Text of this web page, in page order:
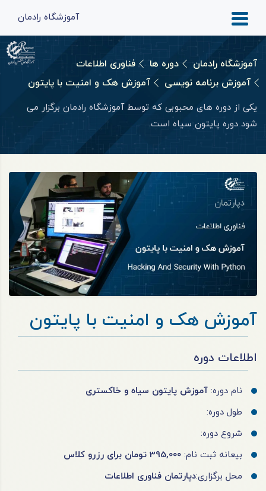
آموزشگاه رادمان
آموزشگاه رادمان دوره ها
فناوری اطلاعات
آموزش برنامه نویسی
آموزش هک و امنیت با پایتون
یکی از دوره‌ های محبوبی که توسط آموزشگاه رادمان برگزار می‌
شود دوره پایتون سیاه است.
آموزش هک و امنیت با پایتون
اطلاعات دوره
نام دوره: آموزش پایتون سیاه و خاکستری
طول دوره:
شروع دوره:
بیعانه ثبت نام: 395,000 تومان برای رزرو کلاس
محل برگزاری:دپارتمان فناوری اطلاعات